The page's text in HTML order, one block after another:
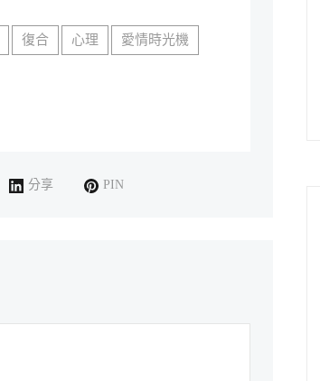
復合 心理 愛情時光機
分享 PIN